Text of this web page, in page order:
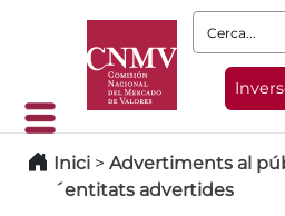
Cerca:
Inici > Advertiments al
´entitats advertides